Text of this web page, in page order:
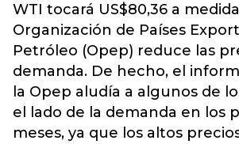
WTI tocará US$80,36 a
Organización de Países
Petróleo (Opep) reduce las
demanda. De hecho, el
la Opep aludía a algunos de
el lado de la demanda en los
meses, ya que los altos